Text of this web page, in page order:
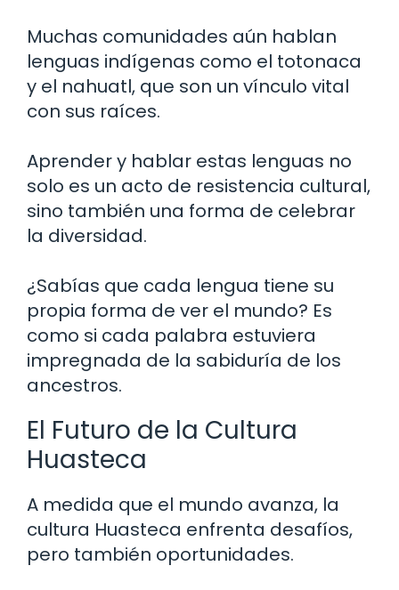
Muchas comunidades aún hablan
lenguas indígenas como el totonaca
y el nahuatl, que son un vínculo vital
con sus raíces.
Aprender y hablar estas lenguas no
solo es un acto de resistencia cultural,
sino también una forma de celebrar
la diversidad.
¿Sabías que cada lengua tiene su
propia forma de ver el mundo? Es
como si cada palabra estuviera
impregnada de la sabiduría de los
ancestros.
El Futuro de la Cultura
Huasteca
A medida que el mundo avanza, la
cultura Huasteca enfrenta desafíos,
pero también oportunidades.